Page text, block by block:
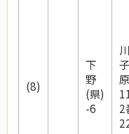
(8)
下
野
(県)
-6
2